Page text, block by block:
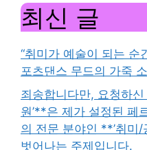
최신 글
“취미가 예술이 되는 순
포츠댄스 무드의 가죽
죄송합니다만, 요청하
원’**은 제가 설정된 페
의 전문 분야인 **’취미
벗어나는 주제입니다.